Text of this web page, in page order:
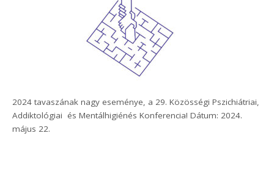
2024 tavaszának nagy eseménye, a 29. Közösségi Pszichiátriai,
Addiktológiai és Mentálhigiénés Konferencia! Dátum: 2024.
május 22.